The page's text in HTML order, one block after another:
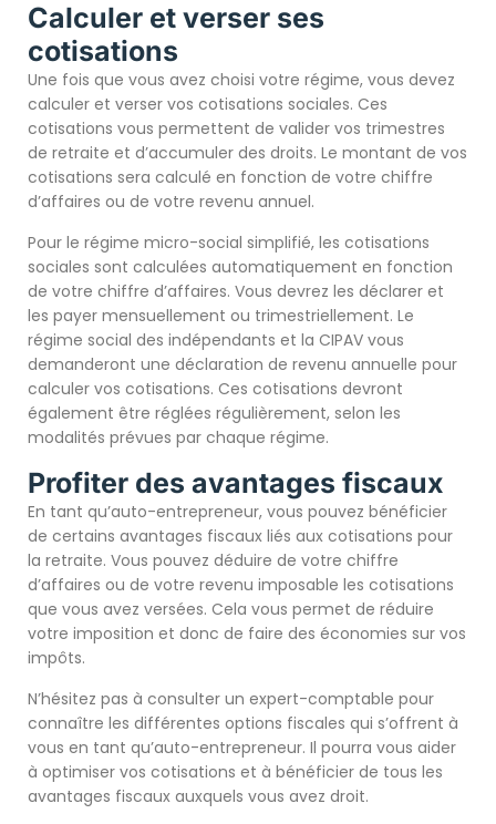
Calculer et verser ses
cotisations
Une fois que vous avez choisi votre régime, vous devez
calculer et verser vos cotisations sociales. Ces
cotisations vous permettent de valider vos trimestres
de retraite et d’accumuler des droits. Le montant de vos
cotisations sera calculé en fonction de votre chiffre
d’affaires ou de votre revenu annuel.
Pour le régime micro-social simplifié, les cotisations
sociales sont calculées automatiquement en fonction
de votre chiffre d’affaires. Vous devrez les déclarer et
les payer mensuellement ou trimestriellement. Le
régime social des indépendants et la CIPAV vous
demanderont une déclaration de revenu annuelle pour
calculer vos cotisations. Ces cotisations devront
également être réglées régulièrement, selon les
modalités prévues par chaque régime.
Profiter des avantages fiscaux
En tant qu’auto-entrepreneur, vous pouvez bénéficier
de certains avantages fiscaux liés aux cotisations pour
la retraite. Vous pouvez déduire de votre chiffre
d’affaires ou de votre revenu imposable les cotisations
que vous avez versées. Cela vous permet de réduire
votre imposition et donc de faire des économies sur vos
impôts.
N’hésitez pas à consulter un expert-comptable pour
connaître les différentes options fiscales qui s’offrent à
vous en tant qu’auto-entrepreneur. Il pourra vous aider
à optimiser vos cotisations et à bénéficier de tous les
avantages fiscaux auxquels vous avez droit.